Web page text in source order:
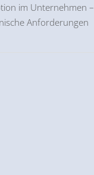
im Unternehmen –
Anforderungen